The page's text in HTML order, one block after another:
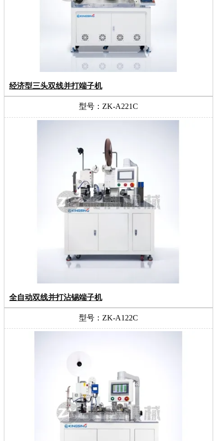
经济型三头双线并打端子机
型号：ZK-A221C
全自动双线并打沾锡端子机
型号：ZK-A122C